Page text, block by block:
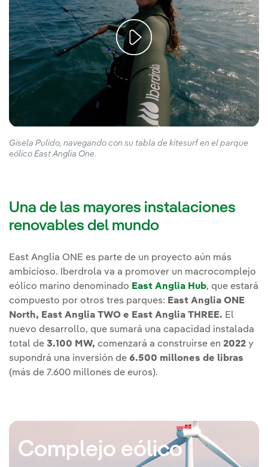
Gisela Pulido, navegando con su tabla de kitesurf en el parque
eólico East Anglia One.
Una de las mayores instalaciones
renovables del mundo
East Anglia ONE es parte de un proyecto aún más
ambicioso. Iberdrola va a promover un macrocomplejo
eólico marino denominado East Anglia Hub, que estará
compuesto por otros tres parques: East Anglia ONE
North, East Anglia TWO e East Anglia THREE. El
nuevo desarrollo, que sumará una capacidad instalada
total de 3.100 MW, comenzará a construirse en 2022 y
supondrá una inversión de 6.500 millones de libras
(más de 7.600 millones de euros).
Complejo eólico